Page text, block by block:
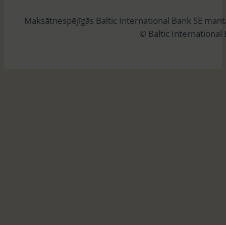
ē
Maksātnespējīgās Baltic International Bank SE
© Baltic International